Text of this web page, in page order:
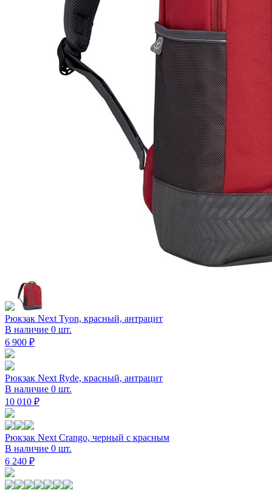
Рюкзак Next Tyon, красный, антрацит
В наличие 0 шт.
6 900 ₽
Рюкзак Next Ryde, красный, антрацит
В наличие 0 шт.
10 010 ₽
Рюкзак Next Crango, черный с красным
В наличие 0 шт.
6 240 ₽